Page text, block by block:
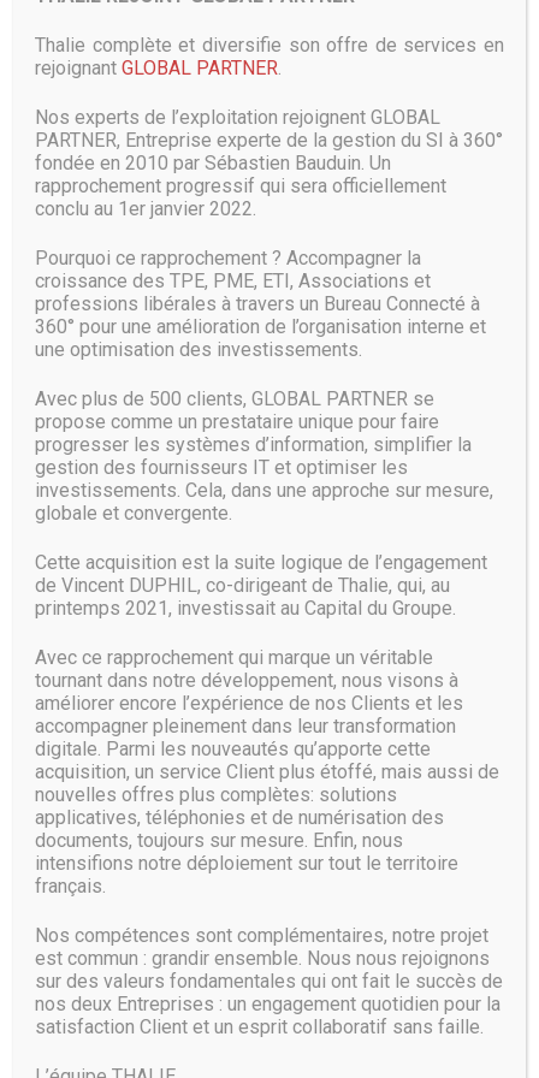
solution de travail collaboratif, d’un CRM ou d’une solution
de comptabilité, les entreprises basculent vers des outils
proposées par Amazon Web Services, filiale du géant de
l’e-commerce Amazon. La très faible latence du très haut
débit et sa robustesse rassurent des entreprises prêtes à
faire le grand saut sans rogner pour autant sur la qualité de
services qu’elles utilisent depuis des années. L’opérateur
ou l’intégrateur sélectionné par l’entreprise joue, en ce
sens, un rôle essentiel : il rappelle à son client à quel point le
choix d’une connectivité robuste et rapide garantit un
usage fluide de la solution choisie.
rapidité et de qualité de service », assure Damien Wattine. «
Auparavant, l’envoi d’un dossier volumineux par un
architecte pouvait prendre jusqu’à une heure. Avec la fibre,
il ne faut que quelques minutes. La vidéo souffrait elle
aussi d’une perte sévère de qualité. Le très haut débit a
aussi réglé ce problème. Désormais, tout va plus vite, tout
La fibre assure également la continuité du service. « Avoir
une connectivité capable de garantir une bonne continuité
coupures, constitue l’un des points forts du très haut débit
», estime quant à lui Frank Morales. Le très haut débit
contribue également à l’optimisation des relations entre les
clients et les fournisseurs.
« Qu’il s’agisse de dématérialisation des appels d’offres ou
de consultation des stocks, la fibre fournit un supplément
de fiabilité », précise de son côté Nicolas Aubé. La relation
entre les salariés de l’entreprise gagne, elle aussi, en
flexibilité. « [Grâce au très haut débit] et aux solutions de
rapidement et plus efficacement », souligne Alexandre
Nicaise, président d’Alphalink.
Le très haut débit permet également de renforcer la
connectivité entre les différents sites d’une entreprise. «
Thalie complète et diversifie son offre de services en
rejoignantGLOBAL PARTNER.
Nos experts de l’exploitation rejoignent GLOBAL
PARTNER, Entreprise experte de la gestion du SI à 360°
fondée en 2010 par Sébastien Bauduin. Un
rapprochement progressif qui sera officiellement
conclu au 1er janvier 2022.
Pourquoi ce rapprochement ? Accompagner la
croissance des TPE, PME, ETI, Associations et
professions libérales à travers un Bureau Connecté à
360° pour une amélioration de l’organisation interne et
une optimisation des investissements.
Avec plus de 500 clients, GLOBAL PARTNER se
propose comme un prestataire unique pour faire
progresser les systèmes d’information, simplifier la
gestion des fournisseurs IT et optimiser les
investissements. Cela, dans une approche sur mesure,
globale et convergente.
Cette acquisition est la suite logique de l’engagement
de Vincent DUPHIL, co-dirigeant de Thalie, qui, au
printemps 2021, investissait au Capital du Groupe.
Avec ce rapprochement qui marque un véritable
tournant dans notre développement, nous visons à
améliorer encore l’expérience de nos Clients et les
accompagner pleinement dans leur transformation
digitale. Parmi les nouveautés qu’apporte cette
acquisition, un service Client plus étoffé, mais aussi de
nouvelles offres plus complètes: solutions
applicatives, téléphonies et de numérisation des
documents, toujours sur mesure. Enfin, nous
intensifions notre déploiement sur tout le territoire
français.
Nos compétences sont complémentaires, notre projet
est commun : grandir ensemble. Nous nous rejoignons
sur des valeurs fondamentales qui ont fait le succès de
nos deux Entreprises : un engagement quotidien pour la
satisfaction Client et un esprit collaboratif sans faille.